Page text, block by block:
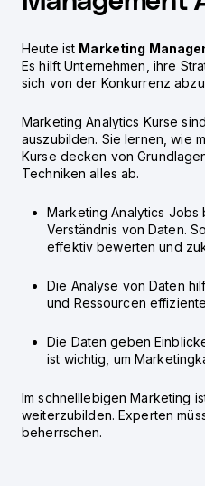
Heute ist Marketing
Es hilft Unternehmen, ihre
sich von der Konkurrenz
Marketing Analytics Kurse
auszubilden. Sie lernen, wie
Kurse decken von
Techniken alles ab.
Marketing Analytics Jobs
Verständnis von Daten.
effektiv bewerten und
Die Analyse von Daten
und Ressourcen
Die Daten geben
ist wichtig, um
Im schnelllebigen Marketing
weiterzubilden. Experten
beherrschen.